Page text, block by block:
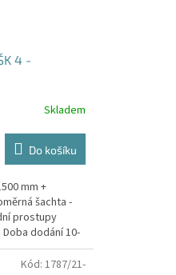
4 -
Skladem
Do košíku
mm +
šachta -
prostupy
dodání 10-
Kód: 1787/21-